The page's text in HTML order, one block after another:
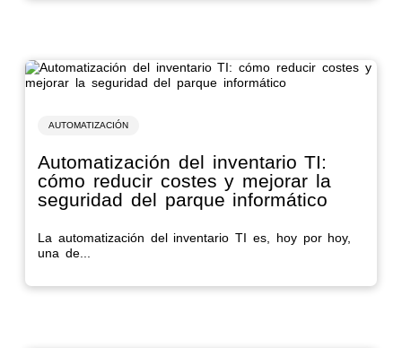
AUTOMATIZACIÓN
Automatización del inventario TI:
cómo reducir costes y mejorar la
seguridad del parque informático
La automatización del inventario TI es, hoy por hoy,
una de...